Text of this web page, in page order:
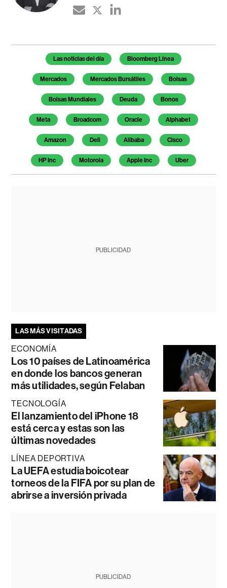
Temas de este artículo
Las noticias del día Bloomberg Línea
Mercados Mercados Bursátiles Bolsas
Bolsas Mundiales Deuda Bonos
Meta Broadcom Oracle Alphabet
Amazon Dell Alibaba Cisco
HP Inc Motorola Apple Inc Uber
PUBLICIDAD
LAS MÁS VISITADAS
ECONOMÍA
Los 10 países de Latinoamérica
en donde los bancos generan
más utilidades, según Felaban
TECNOLOGÍA
El lanzamiento del iPhone 18
está cerca y estas son las
últimas novedades
LÍNEA DEPORTIVA
La UEFA estudia boicotear
torneos de la FIFA por su plan de
abrirse a inversión privada
PUBLICIDAD